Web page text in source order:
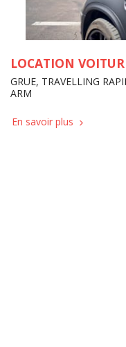
LOCATION
GRUE, TRAVELLING
ARM
En savoir plus